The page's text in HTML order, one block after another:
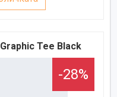
Tee Black
-28%